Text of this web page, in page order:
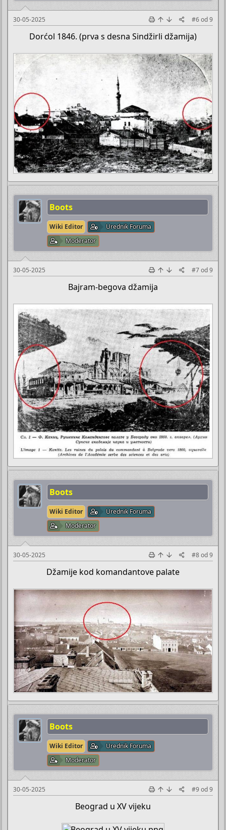
30-05-2025 #6od9
Dorćol 1846. (prva s desna Sindžirli džamija)
Boots
Wiki Editor
Urednik Foruma
Moderator
30-05-2025 #7od9
Bajram-begova džamija
Boots
Wiki Editor
Urednik Foruma
Moderator
30-05-2025 #8od9
Džamije kod komandantove palate
Boots
Wiki Editor
Urednik Foruma
Moderator
30-05-2025 #9od9
Beograd u XV vijeku